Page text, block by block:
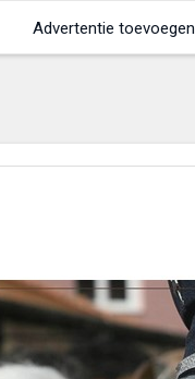
Advertentie toevoegen